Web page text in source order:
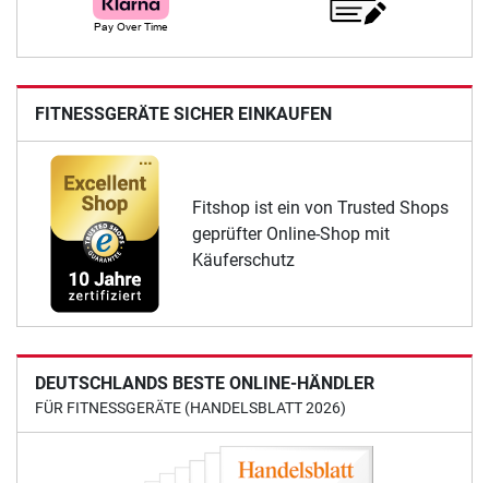
FITNESSGERÄTE SICHER EINKAUFEN
Fitshop ist ein von Trusted Shops
geprüfter Online-Shop mit
Käuferschutz
DEUTSCHLANDS BESTE ONLINE-HÄNDLER
FÜR FITNESSGERÄTE (HANDELSBLATT 2026)